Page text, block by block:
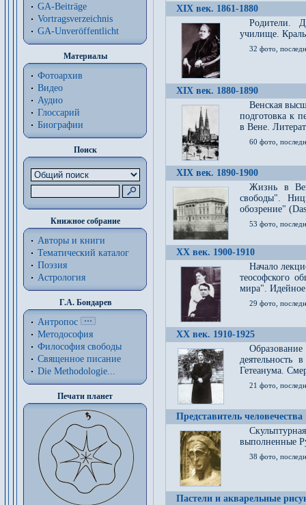
GA-Beiträge
Vortragsverzeichnis
GA-Unveröffentlicht
Материалы
Фотоархив
Видео
Аудио
Глоссарий
Биографии
Поиск
Книжное собрание
Авторы и книги
Тематический каталог
Поэзия
Астрология
Г.А. Бондарев
Антропос
Методософия
Философия cвободы
Священное писание
Die Methodologie...
Печати планет
XIX век. 1861-1880
Родители.
училище.
32 фото,
XIX век. 1880-1890
Венская
подготовка к
в Вене.
60 фото,
XIX век. 1890-1900
Жизнь в
свободы".
обозрение"
53 фото,
XX век. 1900-1910
Начало
теософского
мира". Идейное
29 фото,
XX век. 1910-1925
Образование
деятельность
Гетеанума.
21 фото,
Представитель человечества
выполненные
38 фото,
Пастели и акварельные